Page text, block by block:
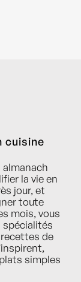
cuisine
almanach
la vie en
jour, et
toute
mois, vous
spécialités
de
simples